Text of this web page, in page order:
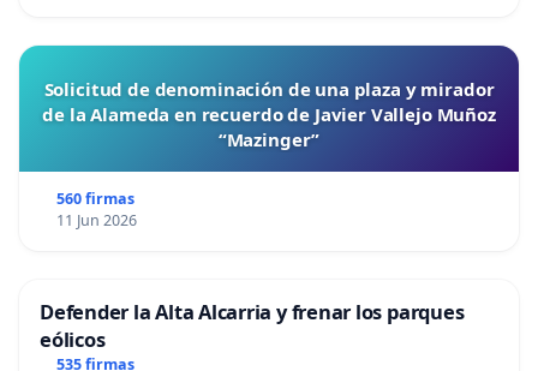
Solicitud de denominación de una plaza y mirador
de la Alameda en recuerdo de Javier Vallejo Muñoz
“Mazinger”
560 firmas
11 Jun 2026
Defender la Alta Alcarria y frenar los parques
eólicos
535 firmas